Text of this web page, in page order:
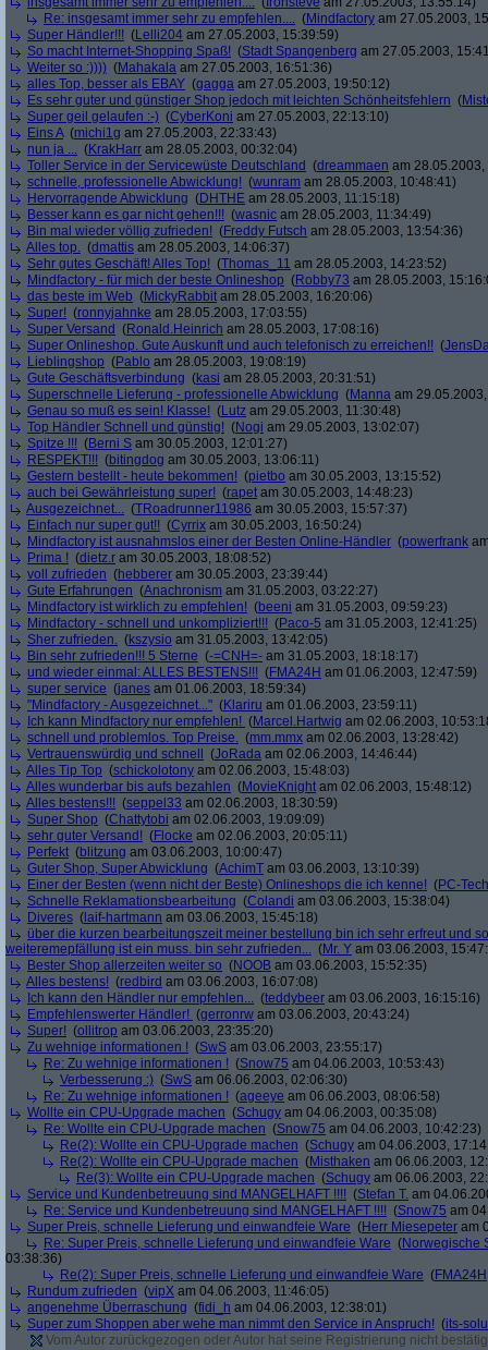
Re: insgesamt immer sehr zu empfehlen.... (Mindfactory am 27.05.2003,
Super Händler!!! (Lelli204 am 27.05.2003, 15:39:59)
So macht Internet-Shopping Spaß! (Stadt Spangenberg am 27.05.2003,
Weiter so :)))) (Mahakala am 27.05.2003, 16:51:36)
alles Top, besser als EBAY (gagga am 27.05.2003, 19:50:12)
Es sehr guter und günstiger Shop jedoch mit leichten Schönheitsfehlern (
Super geil gelaufen :-) (CyberKoni am 27.05.2003, 22:13:10)
Eins A(michi1g am 27.05.2003, 22:33:43)
nun ja ... (KrakHarr am 28.05.2003, 00:32:04)
Toller Service in der Servicewüste Deutschland (dreammaen am
schnelle, professionelle Abwicklung! (wunram am 28.05.2003, 10:48:41)
Hervorragende Abwicklung (DHTHE am 28.05.2003, 11:15:18)
Besser kann es gar nicht gehen!!! (wasnic am 28.05.2003, 11:34:49)
Bin mal wieder völlig zufrieden! (Freddy Futsch am 28.05.2003, 13:54:36)
Alles top. (dmattis am 28.05.2003, 14:06:37)
Sehr gutes Geschäft! Alles Top! (Thomas_11 am 28.05.2003, 14:23:52)
Mindfactory - für mich der beste Onlineshop (Robby73 am 28.05.2003,
das beste im Web (MickyRabbit am 28.05.2003, 16:20:06)
Super! (ronnyjahnke am 28.05.2003, 17:03:55)
Super Versand (Ronald.Heinrich am 28.05.2003, 17:08:16)
Super Onlineshop. Gute Auskunft und auch telefonisch zu erreichen!! (
Lieblingshop (Pablo am 28.05.2003, 19:08:19)
Gute Geschäftsverbindung (kasi am 28.05.2003, 20:31:51)
Superschnelle Lieferung - professionelle Abwicklung (Manna am
Genau so muß es sein! Klasse! (Lutz am 29.05.2003, 11:30:48)
Top Händler Schnell und günstig! (Nogi am 29.05.2003, 13:02:07)
Spitze !!! (Berni S am 30.05.2003, 12:01:27)
RESPEKT!!! (bitingdog am 30.05.2003, 13:06:11)
Gestern bestellt - heute bekommen! (pietbo am 30.05.2003, 13:15:52)
auch bei Gewährleistung super! (rapet am 30.05.2003, 14:48:23)
Ausgezeichnet... (TRoadrunner11986 am 30.05.2003, 15:57:37)
Einfach nur super gut!! (Cyrrix am 30.05.2003, 16:50:24)
Mindfactory ist ausnahmslos einer der Besten Online-Händler (powerfrank
Prima ! (dietz.r am 30.05.2003, 18:08:52)
voll zufrieden (hebberer am 30.05.2003, 23:39:44)
Gute Erfahrungen (Anachronism am 31.05.2003, 03:22:27)
Mindfactory ist wirklich zu empfehlen! (beeni am 31.05.2003, 09:59:23)
Mindfactory - schnell und unkompliziert!!! (Paco-5 am 31.05.2003, 12:41:25)
Sher zufrieden. (kszysio am 31.05.2003, 13:42:05)
Bin sehr zufrieden!!! 5 Sterne (-=CNH=- am 31.05.2003, 18:18:17)
und wieder einmal: ALLES BESTENS!!! (FMA24H am 01.06.2003, 12:47:59)
super service (janes am 01.06.2003, 18:59:34)
"Mindfactory - Ausgezeichnet..." (Klariru am 01.06.2003, 23:59:11)
Ich kann Mindfactory nur empfehlen! (Marcel.Hartwig am 02.06.2003,
schnell und problemlos. Top Preise. (mm.mmx am 02.06.2003, 13:28:42)
Vertrauenswürdig und schnell
(JoRada am 02.06.2003, 14:46:44)
Alles Tip Top (schickolotony am 02.06.2003, 15:48:03)
Alles wunderbar bis aufs bezahlen (MovieKnight am 02.06.2003, 15:48:12)
Alles bestens!!! (seppel33 am 02.06.2003, 18:30:59)
Super Shop (Chattytobi am 02.06.2003, 19:09:09)
sehr guter Versand! (Flocke am 02.06.2003, 20:05:11)
Perfekt (blitzung am 03.06.2003, 10:00:47)
Guter Shop, Super Abwicklung (AchimT am 03.06.2003, 13:10:39)
Einer der Besten (wenn nicht der Beste) Onlineshops die ich kenne! (PC-
Schnelle Reklamationsbearbeitung (Colandi am 03.06.2003, 15:38:04)
Diveres ( laif-hartmann am 03.06.2003, 15:45:18)
über die kurzen bearbeitungszeit meiner bestellung bin ich sehr erfreut und
weiteremepfällung ist ein muss. bin sehr zufrieden... (Mr. Y am 03.06.2003,
Bester Shop allerzeiten weiter so (NOOB am 03.06.2003, 15:52:35)
Alles bestens! (redbird am 03.06.2003, 16:07:08)
Ich kann den Händler nur empfehlen... (teddybeer am 03.06.2003, 16:15:16)
Empfehlenswerter Händler! (gerronrw am 03.06.2003, 20:43:24)
Super! (ollitrop am 03.06.2003, 23:35:20)
Zu wehnige informationen ! (SwS am 03.06.2003, 23:55:17)
Re: Zu wehnige informationen ! (Snow75 am 04.06.2003, 10:53:43)
Verbesserung :) (SwS am 06.06.2003, 02:06:30)
Re: Zu wehnige informationen ! (ageeye am 06.06.2003, 08:06:58)
Wollte ein CPU-Upgrade machen (Schugy am 04.06.2003, 00:35:08)
Re: Wollte ein CPU-Upgrade machen (Snow75 am 04.06.2003, 10:42:23)
Re(2): Wollte ein CPU-Upgrade machen (Schugy am 04.06.2003,
Re(2): Wollte ein CPU-Upgrade machen (Misthaken am 06.06.2003,
Re(3): Wollte ein CPU-Upgrade machen (Schugy am 06.06.2003,
Service und Kundenbetreuung sind MANGELHAFT !!!! (Stefan T. am
Re: Service und Kundenbetreuung sind MANGELHAFT !!!! (Snow75 am
Super Preis, schnelle Lieferung und einwandfeie Ware (Herr Miesepeter am
Re: Super Preis, schnelle Lieferung und einwandfeie Ware (Norwegische
03:38:36)
Re(2): Super Preis, schnelle Lieferung und einwandfeie Ware (FMA24H
Rundum zufrieden (vipX am 04.06.2003, 11:46:05)
angenehme Überraschung (fidi_h am 04.06.2003, 12:38:01)
Super zum Shoppen aber wehe man nimmt den Service in Anspruch! (its-
Vom Autor zurückgezogen oder Autor hat seine Registrierung nicht